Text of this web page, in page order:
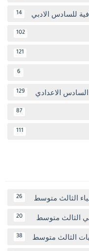
للسادس الادبي 14
102
121
6
السادس الاعدادي 129
87
111
الثالث متوسط 26
الثالث متوسط 20
الثالث متوسط 38